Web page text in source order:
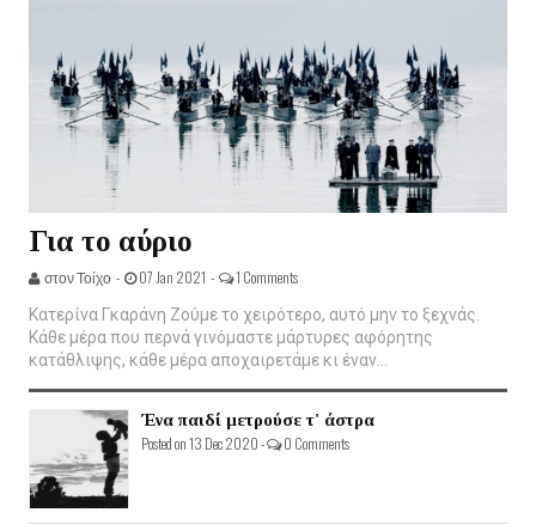
Για το αύριο
στον Τοίχο - 07 Jan 2021 - 1 Comments
Κατερίνα Γκαράνη Ζούμε το χειρότερο, αυτό μην το ξεχνάς.
Κάθε μέρα που περνά γινόμαστε μάρτυρες αφόρητης
κατάθλιψης, κάθε μέρα αποχαιρετάμε κι έναν...
Ένα παιδί μετρούσε τ' άστρα
Posted on 13 Dec 2020 - 0 Comments